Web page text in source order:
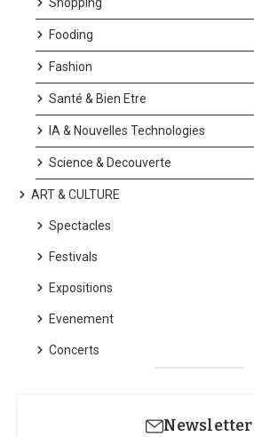
Shopping
Fooding
Fashion
Santé & Bien Etre
IA & Nouvelles Technologies
Science & Decouverte
ART & CULTURE
Spectacles
Festivals
Expositions
Evenement
Concerts
Newsletter